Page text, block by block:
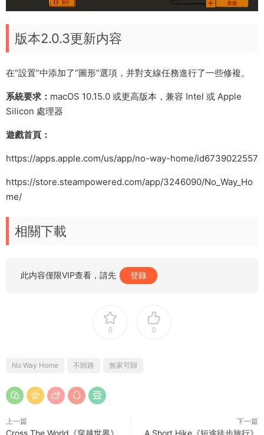
版本2.0.3更新内容
在“設置”中添加了“圖形”選項，并對支線任務進行了一些修複。
系統要求： macOS 10.15.0 或更高版本，兼容 Intel 或 Apple
Silicon 處理器
遊戲首頁：
https://apps.apple.com/us/app/no-way-home/id6739022557
https://store.steampowered.com/app/3246090/No_Way_Ho
me/
相關下載
此内容僅限VIP查看，請先 登錄
0 0
No Way Home 不歸路 無家可歸
上一篇
Cross The World《穿越世界》
下一篇
A Short Hike《短途徒步旅行》